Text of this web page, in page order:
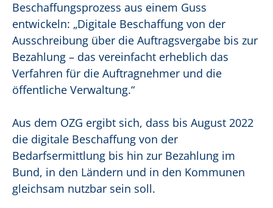
Beschaffungsprozess aus einem Guss
entwickeln: „Digitale Beschaffung von der
Ausschreibung über die Auftragsvergabe bis zur
Bezahlung – das vereinfacht erheblich das
Verfahren für die Auftragnehmer und die
öffentliche Verwaltung.“
Aus dem OZG ergibt sich, dass bis August 2022
die digitale Beschaffung von der
Bedarfsermittlung bis hin zur Bezahlung im
Bund, in den Ländern und in den Kommunen
gleichsam nutzbar sein soll.